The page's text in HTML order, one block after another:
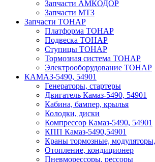
Запчасти АМКОДОР
Запчасти МТЗ
Запчасти ТОНАР
Платформа ТОНАР
Подвеска ТОНАР
Ступицы ТОНАР
Тормозная система ТОНАР
Электрооборудование ТОНАР
КАМАЗ-5490, 54901
Генераторы, стартеры
Двигатель Камаз-5490, 54901
Кабина, бампер, крылья
Колодки, диски
Компрессор Камаз-5490, 54901
КПП Камаз-5490,54901
Краны тормозные,
Отопление, кондиционер
Пневморессоры, рессоры